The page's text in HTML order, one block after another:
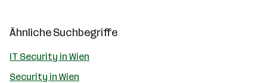
Ähnliche Suchbegriffe
IT Security in Wien
Security in Wien